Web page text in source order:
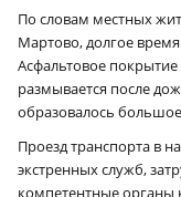
По словам местных
Мартово, долгое
Асфальтовое покрытие
размывается после
образовалось
Проезд транспорта в
экстренных служб,
компетентные органы